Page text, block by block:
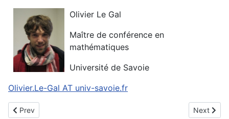
Olivier Le Gal
Maître de conférence en
mathématiques
Université de Savoie
Olivier.Le-Gal AT univ-savoie.fr
Previous article: Hernandes, Marcelo Escudeiro
Prev Next
Next